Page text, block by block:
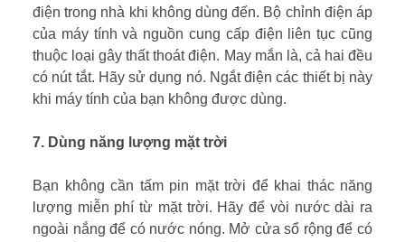
điện trong nhà khi không dùng đến. Bộ chỉnh điện áp
của máy tính và nguồn cung cấp điện liên tục cũng
thuộc loại gây thất thoát điện. May mắn là, cả hai đều
có nút tắt. Hãy sử dụng nó. Ngắt điện các thiết bị này
khi máy tính của bạn không được dùng.
7. Dùng năng lượng mặt trời
Bạn không cần tấm pin mặt trời để khai thác năng
lượng miễn phí từ mặt trời. Hãy để vòi nước dài ra
ngoài nắng để có nước nóng. Mở cửa sổ rộng để có